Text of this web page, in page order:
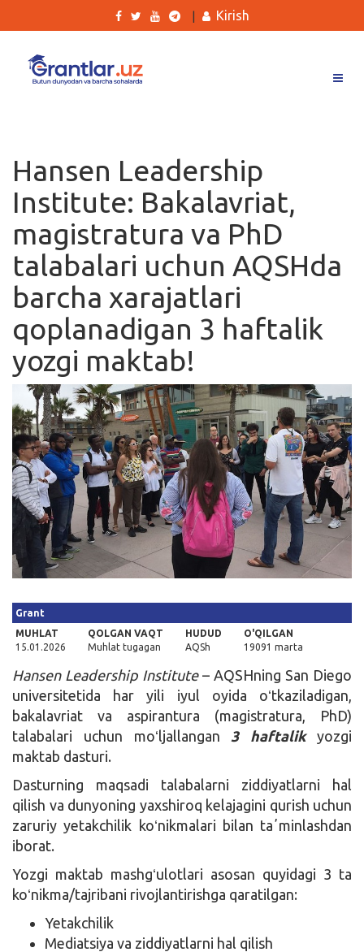
Ishlar
Kurslar
Blog
Yana
Qidirish
Kirish
Kirish
Hansen Leadership
Institute: Bakalavriat,
magistratura va PhD
talabalari uchun AQSHda
barcha xarajatlari
qoplanadigan 3 haftalik
yozgi maktab!
Grant
MUHLAT
15.01.2026
QOLGAN VAQT
Muhlat tugagan
HUDUD
AQSh
O'QILGAN
19091 marta
Hansen Leadership Institute– AQSHning San Diego
universitetida har yili iyul oyida oʻtkaziladigan,
bakalavriat va aspirantura (magistratura, PhD)
talabalari uchun moʻljallangan 3 haftalikyozgi
maktab dasturi.
Dasturning maqsadi talabalarni ziddiyatlarni hal
qilish va dunyoning yaxshiroq kelajagini qurish uchun
zaruriy yetakchilik koʻnikmalari bilan taʼminlashdan
iborat.
Yozgi maktab mashgʻulotlari asosan quyidagi 3 ta
koʻnikma/tajribani rivojlantirishga qaratilgan:
Yetakchilik
Mediatsiya va ziddiyatlarni hal qilish